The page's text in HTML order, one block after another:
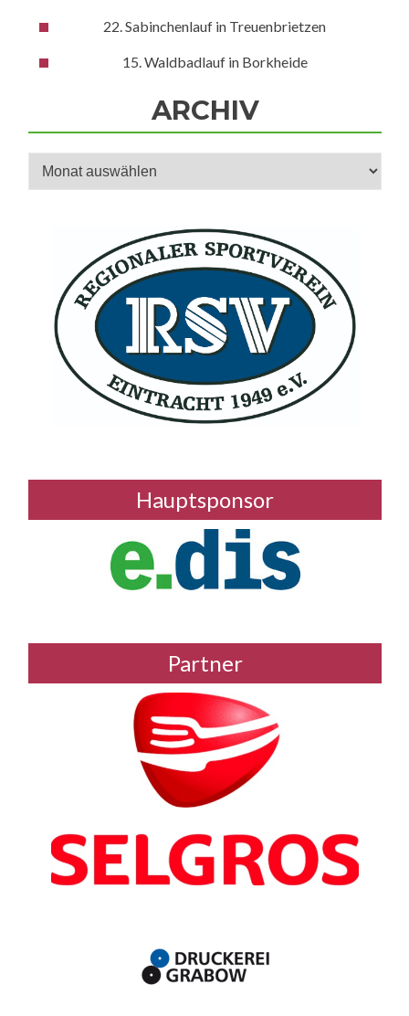
22. Sabinchenlauf in Treuenbrietzen
15. Waldbadlauf in Borkheide
ARCHIV
Archiv
Hauptsponsor
Partner